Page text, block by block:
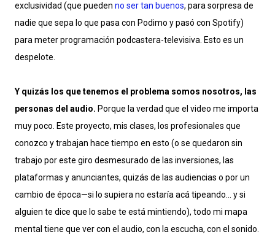
exclusividad (que pueden no ser tan buenos, para sorpresa de
nadie que sepa lo que pasa con Podimo y pasó con Spotify)
para meter programación podcastera-televisiva. Esto es un
despelote.
Y quizás los que tenemos el problema somos nosotros, las
personas del audio. Porque la verdad que el video me importa
muy poco. Este proyecto, mis clases, los profesionales que
conozco y trabajan hace tiempo en esto (o se quedaron sin
trabajo por este giro desmesurado de las inversiones, las
plataformas y anunciantes, quizás de las audiencias o por un
cambio de época—si lo supiera no estaría acá tipeando… y si
alguien te dice que lo sabe te está mintiendo), todo mi mapa
mental tiene que ver con el audio, con la escucha, con el sonido.